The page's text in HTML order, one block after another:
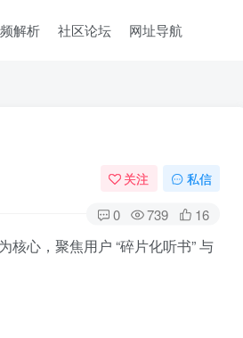
解析 社区论坛 网址导航
关注 私信
0 739 16
核心，聚焦用户 “碎片化听书” 与